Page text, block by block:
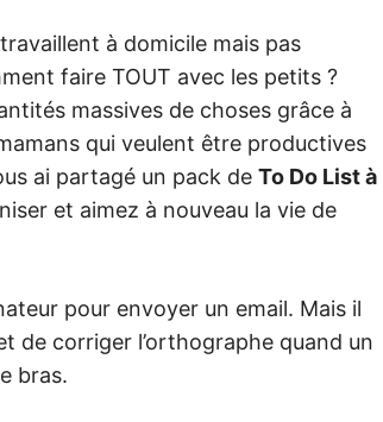
à domicile mais pas
faire TOUT avec les petits ?
massives de choses grâce à
qui veulent être productives
ai partagé un pack de To Do List à
et aimez à nouveau la vie de
pour envoyer un email. Mais il
de corriger l’orthographe quand un
bras.